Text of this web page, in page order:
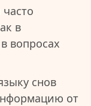
в
вопросах
снов
от